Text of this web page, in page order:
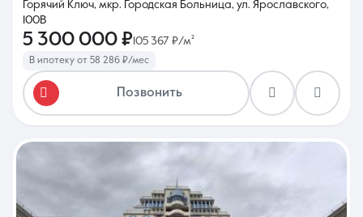
Горячий Ключ, мкр. Городская Больница, ул. Ярославского,
100В
5 300 000 ₽ 105 367 ₽/м²
В ипотеку от 58 286 ₽/мес
Позвонить